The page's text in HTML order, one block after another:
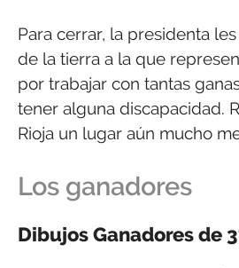
Para cerrar, la presidenta
de la tierra a la que
por trabajar con tantas
tener alguna discapacidad.
Rioja un lugar aún mucho
Los ganadores
Dibujos Ganadores de